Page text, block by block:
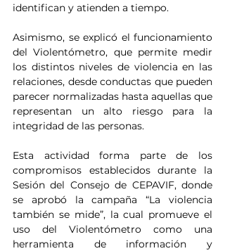
identifican y atienden a tiempo.
Asimismo, se explicó el funcionamiento
del Violentómetro, que permite medir
los distintos niveles de violencia en las
relaciones, desde conductas que pueden
parecer normalizadas hasta aquellas que
representan un alto riesgo para la
integridad de las personas.
Esta actividad forma parte de los
compromisos establecidos durante la
Sesión del Consejo de CEPAVIF, donde
se aprobó la campaña “La violencia
también se mide”, la cual promueve el
uso del Violentómetro como una
herramienta de información y